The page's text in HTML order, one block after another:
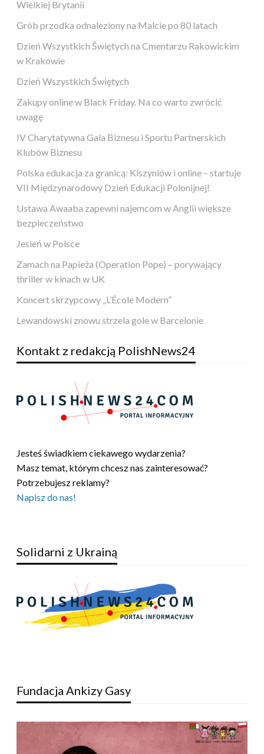
Wielkiej Brytanii
Grób przodka odnaleziony na Malcie po 80 latach
Dzień Wszystkich Świętych na Cmentarzu Rakowickim
w Krakowie
Dzień Wszystkich Świętych
Zakupy online w Black Friday. Na co warto zwrócić
uwagę
IV Charytatywna Gala Biznesu i Sportu Partnerskich
Klubów Biznesu
Polska edukacja za granicą: Kiszyniów i online – startuje
VII Międzynarodowy Dzień Edukacji Polonijnej!
Ustawa Awaaba zapewni najemcom w Anglii większe
bezpieczeństwo
Jesień w Polsce
Zamach na Papieża (Operation Pope) – porywający
thriller w kinach w UK
Koncert skrzypcowy „L’École Modern”
Lewandowski znowu strzela gole w Barcelonie
Kontakt z redakcją PolishNews24
Jesteś świadkiem ciekawego wydarzenia?
Masz temat, którym chcesz nas zainteresować?
Potrzebujesz reklamy?
Napisz do nas!
Solidarni z Ukrainą
Fundacja Ankizy Gasy